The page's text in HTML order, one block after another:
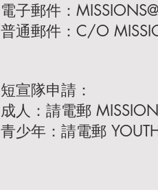
​電子郵件：
普通郵件：C/O
短宣隊申請：
成人：請電郵
​青少年：請電郵